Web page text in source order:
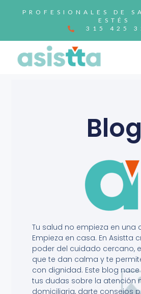
PROFESIONALES DE
ESTÉS
315 425
Blog
Tu salud no empieza en una
Empieza en casa. En Asistta
poder del cuidado cercano,
que te dan calma y te
con dignidad. Este blog
tus dudas sobre la atención
domiciliaria, darte consejos